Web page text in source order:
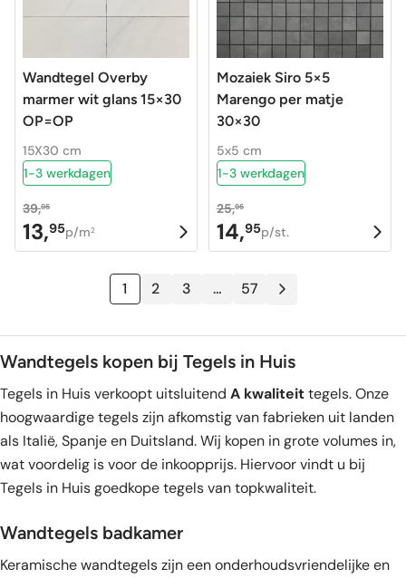
Wandtegel Overby
marmer wit glans 15×30
OP=OP
15X30 cm
1-3 werkdagen
39,95
Oorspronkelijke
prijs
13,95
Huidige
prijs
p/m2
Mozaiek Siro 5×5
Marengo per matje
30×30
5x5 cm
1-3 werkdagen
25,95
Oorspronkelijke
prijs
14,95
Huidige
prijs
p/st.
1 2 3 … 57
Wandtegels kopen bij Tegels in Huis
Tegels in Huis verkoopt uitsluitend A kwaliteittegels. Onze
hoogwaardige tegels zijn afkomstig van fabrieken uit landen
als Italië, Spanje en Duitsland. Wij kopen in grote volumes in,
wat voordelig is voor de inkoopprijs. Hiervoor vindt u bij
Tegels in Huis goedkope tegels van topkwaliteit.
Wandtegels badkamer
Keramische wandtegels zijn een onderhoudsvriendelijke en